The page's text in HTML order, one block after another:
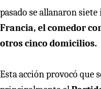
pasado se allanaron
Francia, el comedor
otros cinco domicilios.
Esta acción provocó que